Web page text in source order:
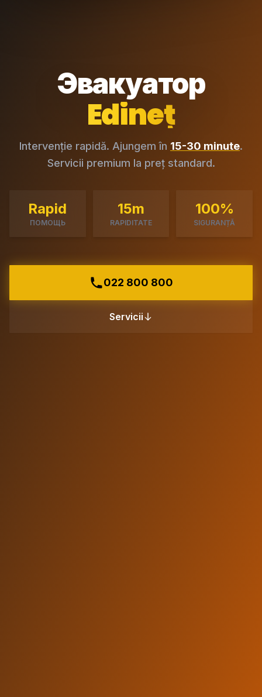
Эвакуатор
Edineț
Intervenție rapidă. Ajungem în 15-30 minute.
Servicii premium la preț standard.
Rapid
ПОМОЩЬ
15m
RAPIDITATE
100%
SIGURANȚĂ
022 800 800
Servicii